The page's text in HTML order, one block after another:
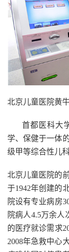
北京儿童医院黄
首都医科大
学、保健于一体
级甲等综合性儿科
北京儿童医院的
于1942年创建的
院设有专业病房
院病人4.5万余
的医疗就诊需求
2008年急救中心